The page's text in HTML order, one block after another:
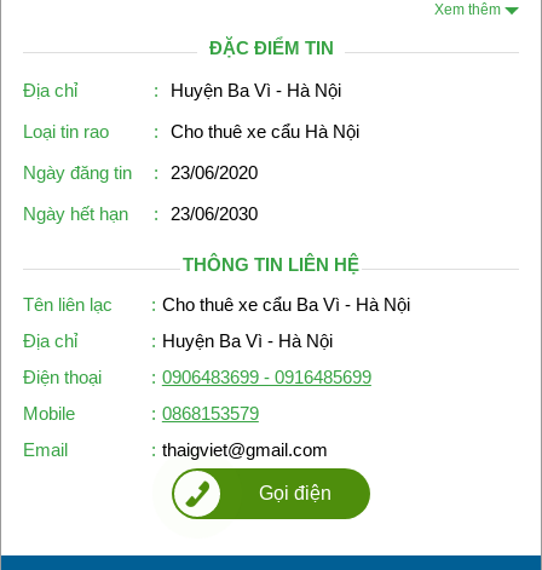
Xem thêm
ĐẶC ĐIỂM TIN
Địa chỉ :
Huyện Ba Vì - Hà Nội
Loại tin rao
:
Cho thuê xe cẩu Hà Nội
Ngày đăng tin
:
23/06/2020
Ngày hết hạn
: 23/06/2030
THÔNG TIN LIÊN HỆ
Tên liên lạc
: Cho thuê xe cẩu Ba Vì - Hà Nội
Địa chỉ
: Huyện Ba Vì - Hà Nội
Điện thoại
: 0906483699 - 0916485699
Mobile
: 0868153579
Email
: thaigviet@gmail.com
Gọi điện